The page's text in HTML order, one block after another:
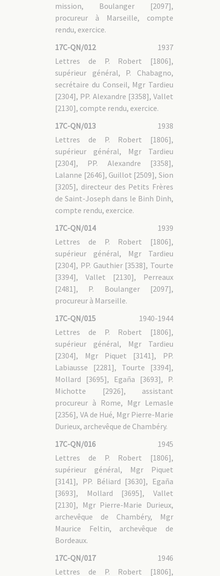
17C-PT - 1. Phat Diêm (1901-1935)
17C-PT - 1.1 Gouvernance
17C-PT - 1.2 Administration
17C-PT - 1.3 Vie de la mission
17C-PT - 2.1 Gouvernance
17C-PT - 2.3 Vie de la mission
17C-PT - 3. Dossiers personnels
17C-PT - 3.1 Vicaires apostoliques de Phat Diêm
17C-PT - 1.4/1 Mgr Alexandre MARCOU [1450]
17C-PT - 3.2 Vicaires apostoliques de Thanh Hoa
17C-PT - 2.4/1 Mgr Louis DE COOMAN [2768]
17C-PT - 3.3 Dossiers personnels des pères MEP
17C-NV : Région Nord-Vietnam
17C-NV - 1.1 Avant les expulsions
17C-NV - 1.2 Après les expulsions
17C-NV - 2. Aide matérielle au Nord-Vietnam après les
expulsions (fonds Pencolé)
17C-SIH : Société immobilière de Hanoi
17C-HP : Haiphong (Tonkin oriental, central,
17C-HP - 1. Haiphong (Tonkin oriental)
17C-HP - 2. Bui Chu et Thai Binh (Tonkin central)
17C-HP - 2.1 Bui Chu
17C-HP - 3. Bac Ninh, Lang Son et Cao Bang (Tonkin
septentrional)
17C-HP - 3.1 Lang Son et Cao Bang
17C-DIA : Diaspora
17C-LAN : Travaux linguistiques et documents en
17C-LAN - 1. Documentation
17C-LAN - 2. Travaux linguistiques
17C-LAN - 3. Documents de pastorale
17C-LAN - 4. Documents rapportés du Vietnam
17C-LAN - 5. Photocopies de documents en vietnamien
17C-GAL : Généralités
17C-GAL - 1. Documentation
17C-GAL - 1.1 Histoire religieuse
17C-GAL - 1.1/1 Christianisme au Vietnam
17C-GAL - 1.1/2 Autres congrégations missionnaires
17C-GAL - 1.2 Histoire politique
17C-GAL - 1.2/1 Indochine française
17C-GAL - 1.2/2 Guerres d'Indochine et du Vietnam
17C-GAL - 1.3 Société
17C-GAL - 2. Documents produits par le Séminaire de Paris
17C-GAL - 2.1 Relations avec les autorités civiles
17C-GAL - 2.3 Nouvelles du Vietnam
mission, Boulanger [2097],
procureur à Marseille, compte
rendu, exercice.
17C-QN/012
1937
Lettres de P. Robert [1806],
supérieur général, P. Chabagno,
secrétaire du Conseil, Mgr Tardieu
[2304], PP. Alexandre [3358], Vallet
[2130], compte rendu, exercice.
17C-QN/013
1938
Lettres de P. Robert [1806],
supérieur général, Mgr Tardieu
[2304], PP. Alexandre [3358],
Lalanne [2646], Guillot [2509], Sion
[3205], directeur des Petits Frères
de Saint-Joseph dans le Binh Dinh,
compte rendu, exercice.
17C-QN/014
1939
Lettres de P. Robert [1806],
supérieur général, Mgr Tardieu
[2304], PP. Gauthier [3538], Tourte
[3394], Vallet [2130], Perreaux
[2481], P. Boulanger [2097],
procureur à Marseille.
17C-QN/015
1940-1944
Lettres de P. Robert [1806],
supérieur général, Mgr Tardieu
[2304], Mgr Piquet [3141], PP.
Labiausse [2281], Tourte [3394],
Mollard [3695], Egaña [3693], P.
Michotte [2926], assistant
procureur à Rome, Mgr Lemasle
[2356], VA de Hué, Mgr Pierre-Marie
Durieux, archevêque de Chambéry.
17C-QN/016
1945
Lettres de P. Robert [1806],
supérieur général, Mgr Piquet
[3141], PP. Béliard [3630], Egaña
[3693], Mollard [3695], Vallet
[2130], Mgr Pierre-Marie Durieux,
archevêque de Chambéry, Mgr
Maurice Feltin, archevêque de
Bordeaux.
17C-QN/017
1946
Lettres de P. Robert [1806],